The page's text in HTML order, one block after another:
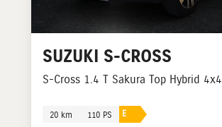
SUZUKI S-CROSS
S-Cross 1.4 T Sakura Top Hybrid 4x4
20 km 110 PS E